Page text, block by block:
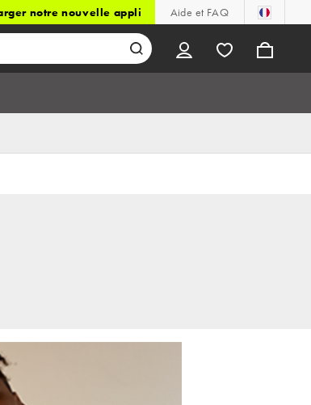
notre nouvelle appli Aide et FAQ